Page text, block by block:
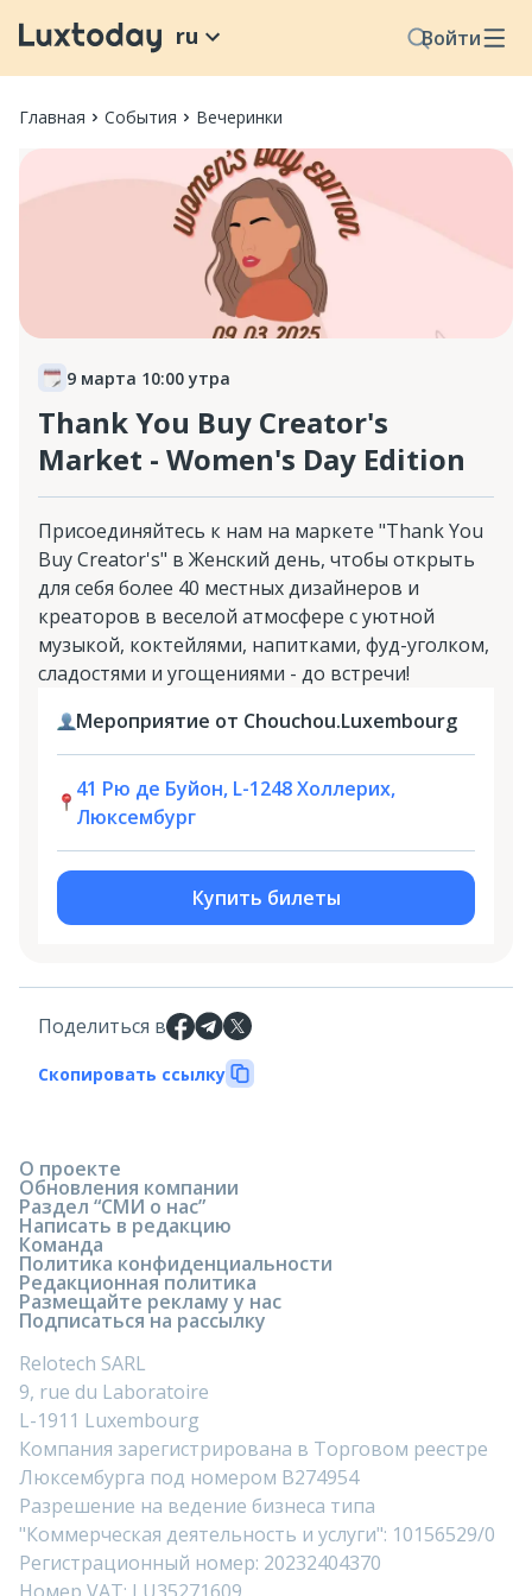
Войти
ru
Главная События Вечеринки
9 марта 10:00 утра
Thank You Buy Creator's
Market - Women's Day Edition
Присоединяйтесь к нам на маркете "Thank You
Buy Creator's" в Женский день, чтобы открыть
для себя более 40 местных дизайнеров и
креаторов в веселой атмосфере с уютной
музыкой, коктейлями, напитками, фуд-уголком,
сладостями и угощениями - до встречи!
Мероприятие от Chouchou.Luxembourg
41 Рю де Буйон, L-1248 Холлерих,
Люксембург
Купить билеты
Поделиться в
Скопировать ссылку
О проекте
Обновления компании
Раздел “СМИ о нас”
Написать в редакцию
Команда
Политика конфиденциальности
Редакционная политика
Размещайте рекламу у нас
Подписаться на рассылку
Relotech SARL
9, rue du Laboratoire
L-1911 Luxembourg
Компания зарегистрирована в Торговом реестре
Люксембурга под номером B274954
Разрешение на ведение бизнеса типа
"Коммерческая деятельность и услуги": 10156529/0
Регистрационный номер: 20232404370